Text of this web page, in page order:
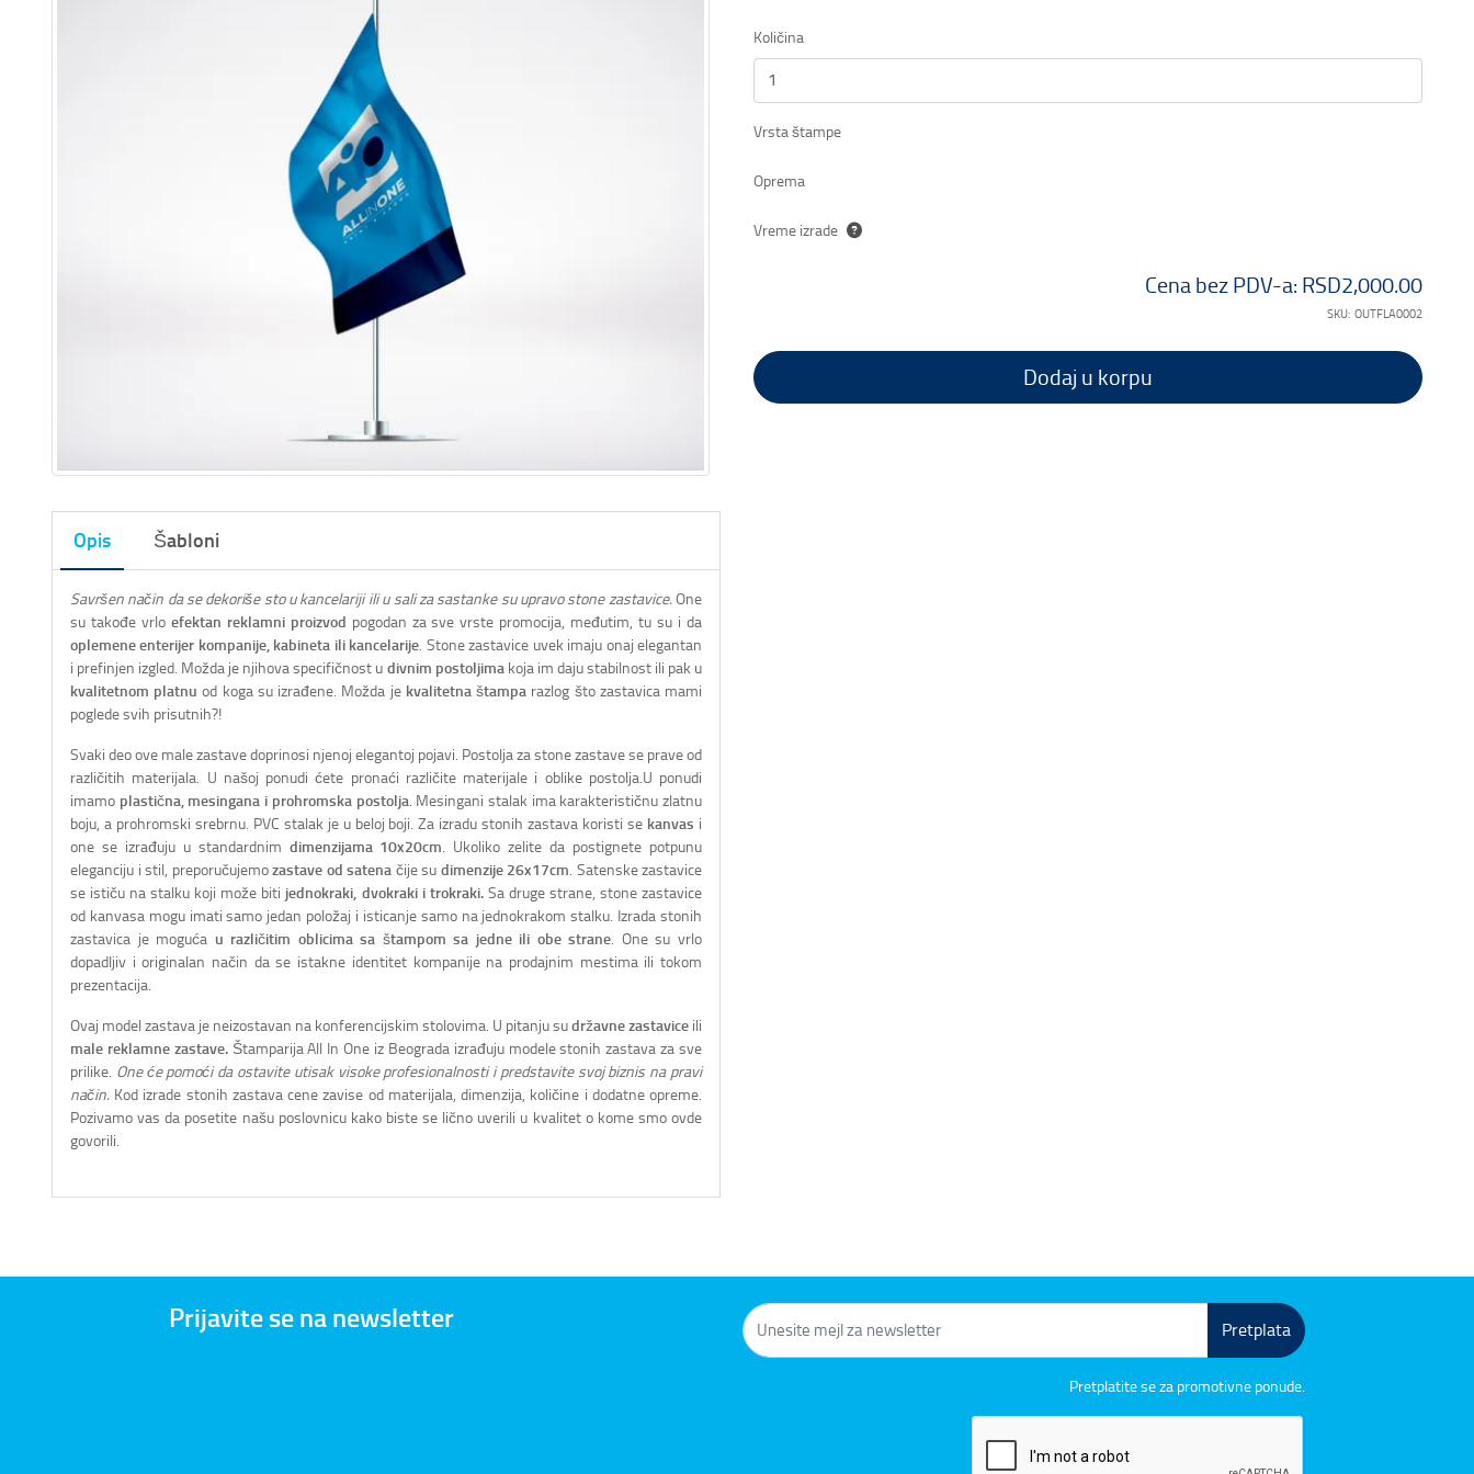
Opis Šabloni
Savršen način da se dekoriše sto u kancelariji ili u sali za sastanke su upravo stone zastavice.One
su takođe vrlo efektan reklamni proizvod pogodan za sve vrste promocija, međutim, tu su i da
oplemene enterijer kompanije, kabineta ili kancelarije. Stone zastavice uvek imaju onaj elegantan
i prefinjen izgled. Možda je njihova specifičnost u divnim postoljimakoja im daju stabilnost ili pak u
kvalitetnom platnu od koga su izrađene. Možda je kvalitetna štampa razlog što zastavica mami
poglede svih prisutnih?!
Svaki deo ove male zastave doprinosi njenoj elegantoj pojavi. Postolja za stone zastave se prave od
različitih materijala. U našoj ponudi ćete pronaći različite materijale i oblike postolja.U ponudi
imamo plastična, mesingana i prohromska postolja. Mesingani stalak ima karakterističnu zlatnu
boju, a prohromski srebrnu. PVC stalak je u beloj boji. Za izradu stonih zastava koristi se kanvas i
one se izrađuju u standardnim dimenzijama 10x20cm. Ukoliko zelite da postignete potpunu
eleganciju i stil, preporučujemozastave od satena čije su dimenzije 26x17cm. Satenske zastavice
se ističu na stalku koji može biti jednokraki, dvokraki i trokraki.Sa druge strane, stone zastavice
od kanvasa mogu imati samo jedan položaj i isticanje samo na jednokrakom stalku. Izrada stonih
zastavica je moguća u različitim oblicima sa štampom sa jedne ili obe strane. One su vrlo
dopadljiv i originalan način da se istakne identitet kompanije na prodajnim mestima ili tokom
prezentacija.
Ovaj model zastava je neizostavan na konferencijskim stolovima. U pitanju sudržavne zastavice ili
male reklamne zastave.Štamparija All In One iz Beograda izrađuju modele stonih zastava za sve
prilike. One će pomoći da ostavite utisak visoke profesionalnosti i predstavite svoj biznis na pravi
način. Kod izrade stonih zastava cene zavise od materijala, dimenzija, količine i dodatne opreme.
Pozivamo vas da posetite našu poslovnicu kako biste se lično uverili u kvalitet o kome smo ovde
govorili.
Količina
Vrsta štampe
Oprema
Vreme izrade
Cena bez PDV-a: RSD2,000.00
SKU: OUTFLA0002
Dodaj u korpu
Prijavite se na newsletter Pretplata
Pretplatite se za promotivne ponude.